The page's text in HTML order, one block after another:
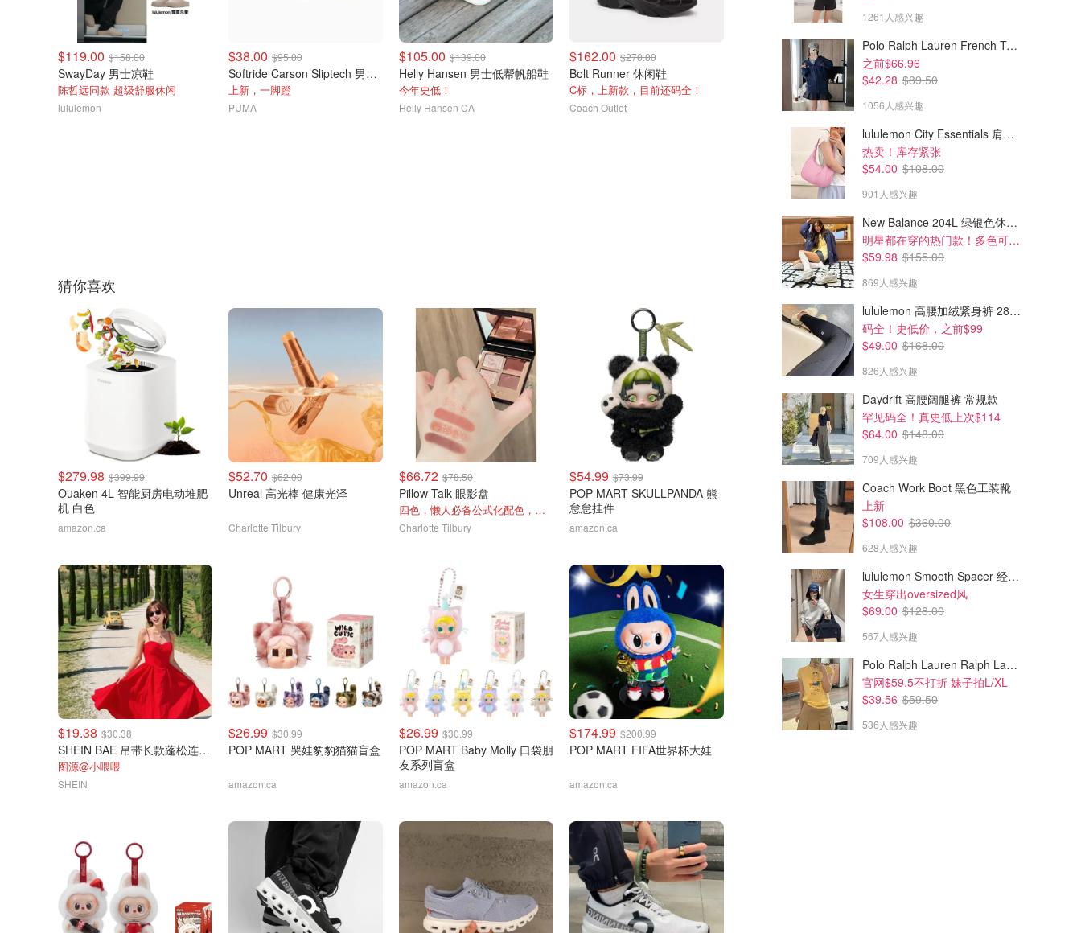
$119.00 $158.00
SwayDay 男士凉鞋
陈哲远同款 超级舒服休闲
lululemon
$38.00 $95.00
Softride Carson Sliptech 男士一脚蹬休闲鞋
上新，一脚蹬
PUMA
$105.00 $139.00
Helly Hansen 男士低帮帆船鞋
今年史低！
Helly Hansen CA
$162.00 $270.00
Bolt Runner 休闲鞋
C标，上新款，目前还码全！
Coach Outlet
$110.00
Benson II 男士宽楦休闲鞋
$84.00
Soho 休闲鞋 白色
Coach Outlet
猜你喜欢
$279.98 $399.99
Ouaken 4L 智能厨房电动堆肥
机 白色
amazon.ca
$52.70 $62.00
Unreal 高光棒 健康光泽
Charlotte Tilbury
$66.72 $78.50
Pillow Talk 眼影盘
四色，懒人必备公式化配色，露思超爱！
Charlotte Tilbury
$54.99 $73.99
POP MART SKULLPANDA 熊
怠怠挂件
amazon.ca
$19.38 $30.38
SHEIN BAE 吊带长款蓬松连衣裙
图源@小喂喂
SHEIN
$26.99 $30.99
POP MART 哭娃豹豹猫猫盲盒
amazon.ca
$26.99 $30.99
POP MART Baby Molly 口袋朋
友系列盲盒
amazon.ca
$174.99 $200.99
POP MART FIFA世界杯大娃
amazon.ca
1261人感兴趣
Polo Ralph Lauren French Terry 女童连帽卫衣 7-16码
之前$66.96
$42.28 $89.50
1056人感兴趣
lululemon City Essentials 肩背包 4L
热卖！库存紧张
$54.00 $108.00
901人感兴趣
New Balance 204L 绿银色休闲鞋
明星都在穿的热门款！多色可选 3.8折
$59.98 $155.00
869人感兴趣
lululemon 高腰加绒紧身裤 28"≈71cm 5个口袋
码全！史低价，之前$99
$49.00 $168.00
826人感兴趣
Daydrift 高腰阔腿裤 常规款
罕见码全！真史低上次$114
$64.00 $148.00
709人感兴趣
Coach Work Boot 黑色工装靴
上新
$108.00 $360.00
628人感兴趣
lululemon Smooth Spacer 经典卫衣
女生穿出oversized风
$69.00 $128.00
567人感兴趣
Polo Ralph Lauren Ralph Lauren Polo Bear 女童棉T恤 染色 1件
官网$59.5不打折 妹子拍L/XL
$39.56 $59.50
536人感兴趣